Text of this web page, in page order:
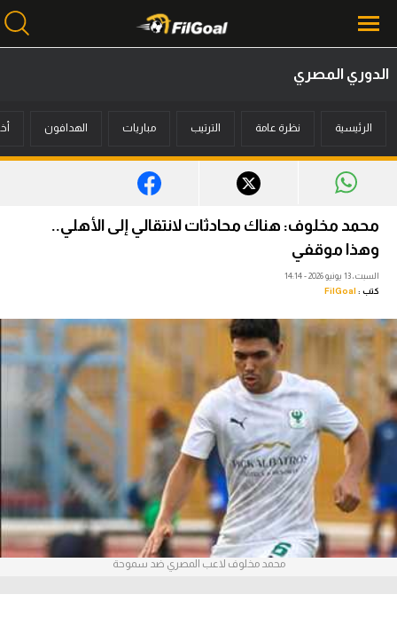
أخبار
ميركاتو
فانتازي في الجول
مسابقة التوقعات
عدسات
آراء حرة
ركن الألعاب
بطولات
أمريكا 2026
الدوري المصري
الرئيسية نظرة عامة الترتيب مباريات الهدافون
محمد مخلوف: هناك محادثات لانتقالي إلى الأهلي..
وهذا موقفي
السبت، 13 يونيو 2026 - 14:14
كتب : FilGoal
محمد مخلوف لاعب المصري ضد سموحة